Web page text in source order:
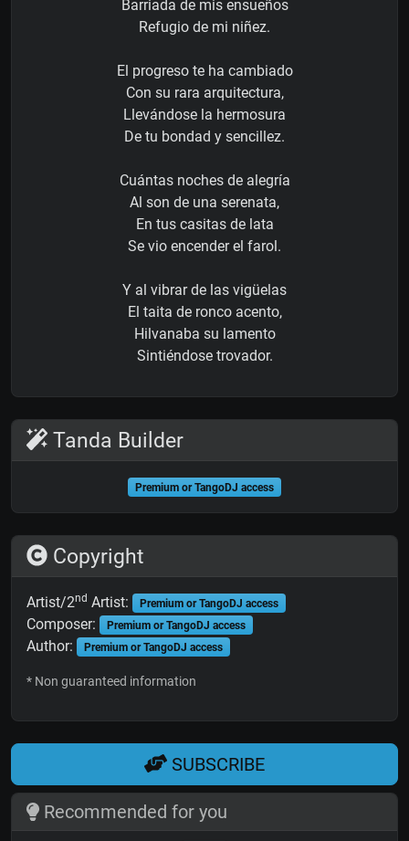
Barriada de mis ensueños
Refugio de mi niñez.
El progreso te ha cambiado
Con su rara arquitectura,
Llevándose la hermosura
De tu bondad y sencillez.
Cuántas noches de alegría
Al son de una serenata,
En tus casitas de lata
Se vio encender el farol.
Y al vibrar de las vigüelas
El taita de ronco acento,
Hilvanaba su lamento
Sintiéndose trovador.
Tanda Builder
Premium or TangoDJ access
Copyright
Artist/2nd Artist: Premium or TangoDJ access
Composer: Premium or TangoDJ access
Author: Premium or TangoDJ access
* Non guaranteed information
SUBSCRIBE
Recommended for you